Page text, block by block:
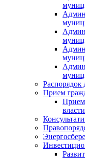
Распорядок
Прием
Прием
власти